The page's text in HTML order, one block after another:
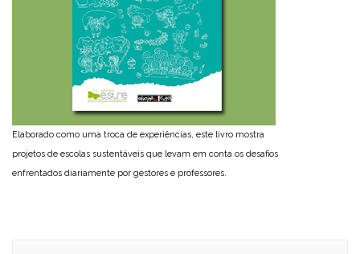
Elaborado como uma troca de experiências, este livro mostra
projetos de escolas sustentáveis que levam em conta os desafios
enfrentados diariamente por gestores e professores.